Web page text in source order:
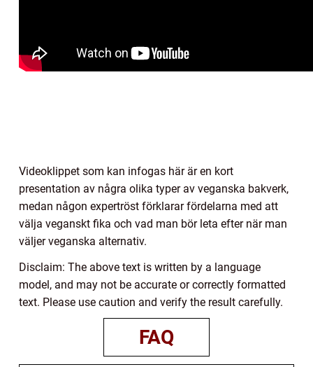
Videoklippet som kan infogas här är en kort
presentation av några olika typer av veganska bakverk,
medan någon expertröst förklarar fördelarna med att
välja veganskt fika och vad man bör leta efter när man
väljer veganska alternativ.
Disclaim: The above text is written by a language
model, and may not be accurate or correctly formatted
text. Please use caution and verify the result carefully.
FAQ